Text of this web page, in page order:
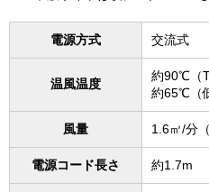
電源方式 交流式
温風温度
約90℃（
約65℃（
風量 1.6㎥/分
電源コード長さ 約1.7m